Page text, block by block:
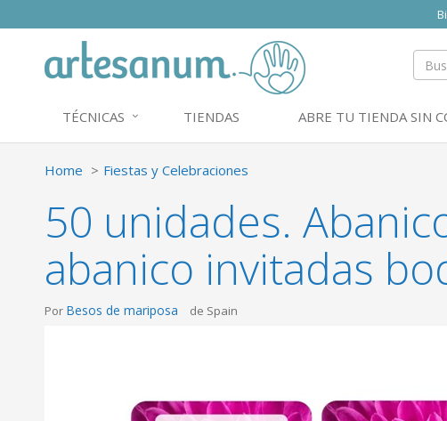
TÉCNICAS TIENDAS ABRE TU TIENDA SIN
Home Fiestas y Celebraciones
50 unidades.
abanico invitadas
Por Besos de mariposa de Spain